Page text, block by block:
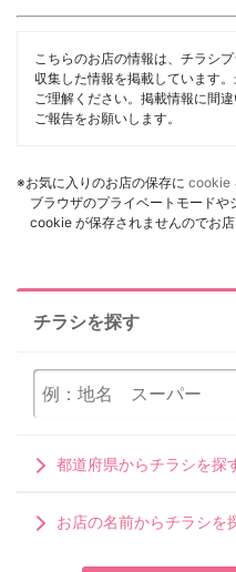
こちらのお店の情報は、チラシ
収集した情報を掲載しています
ご理解ください。掲載情報に間
ご報告をお願いします。
※お気に入りのお店の保存に cookie
ブラウザのプライベートモード
cookie が保存されませんのでお
チラシを探す
都道府県からチラシを探
お店の名前からチラシを